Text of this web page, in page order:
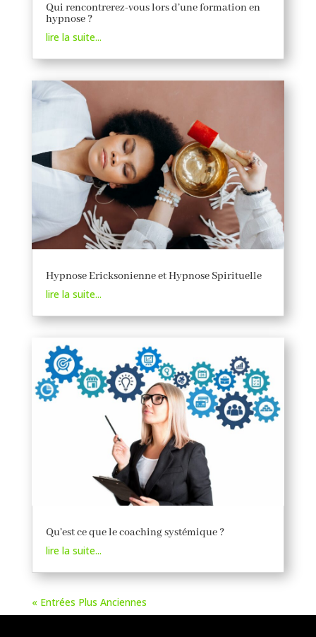
Qui rencontrerez-vous lors d’une formation en
hypnose ?
lire la suite...
Hypnose Ericksonienne et Hypnose Spirituelle
lire la suite...
Qu’est ce que le coaching systémique ?
lire la suite...
« Entrées Plus Anciennes